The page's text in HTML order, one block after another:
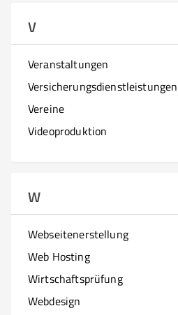
V
Veranstaltungen
Versicherungsdienstleistungen
Vereine
Videoproduktion
W
Webseitenerstellung
Web Hosting
Wirtschaftsprüfung
Webdesign